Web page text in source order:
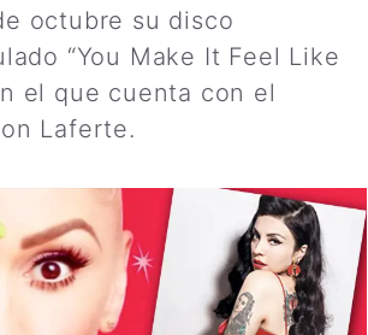
octubre su disco
“You Make It Feel Like
el que cuenta con el
Laferte.